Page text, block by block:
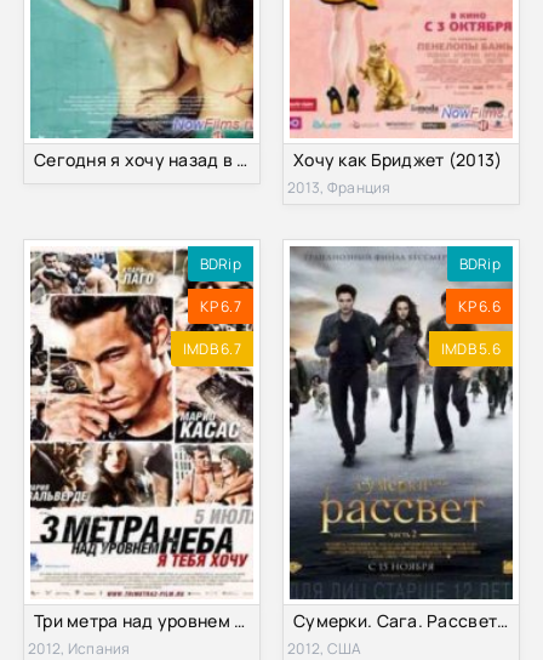
Сегодня я хочу назад в одиночество (2014) Хочу как Бриджет (2013)
2013, Франция
BDRip
KP 6.7
IMDB 6.7
Три метра над уровнем неба: Я тебя хочу (2012)
2012, Испания
BDRip
KP 6.6
IMDB 5.6
Сумерки. Сага. Рассвет: Часть 2 (2012)
2012, США